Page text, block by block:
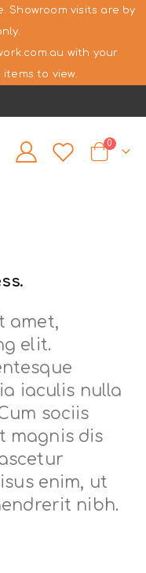
Showroom visits are by
with your
to view.
Cart
0items
amet,
elit.
iaculis nulla
sociis
magnis dis
enim, ut
nibh.